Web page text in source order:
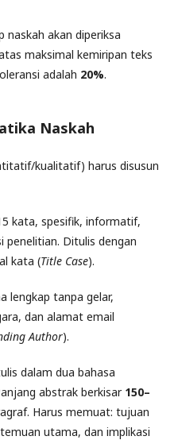
naskah akan diperiksa
maksimal kemiripan teks
adalah 20%.
Naskah
kualitatif) harus disusun
kata, spesifik, informatif,
penelitian. Ditulis dengan
kata (Title Case).
lengkap tanpa gelar,
dan alamat email
Author).
dalam dua bahasa
abstrak berkisar 150–
Harus memuat: tujuan
utama, dan implikasi